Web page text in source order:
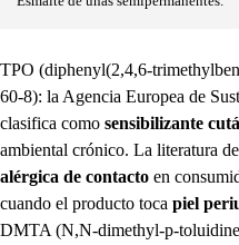
TPO (diphenyl(2,4,6-
60-8): la Agencia Europea de
clasifica como sensibilizante
ambiental crónico. La literatura
alérgica de contacto en
cuando el producto toca piel
DMTA (N,N-dimethyl-p-